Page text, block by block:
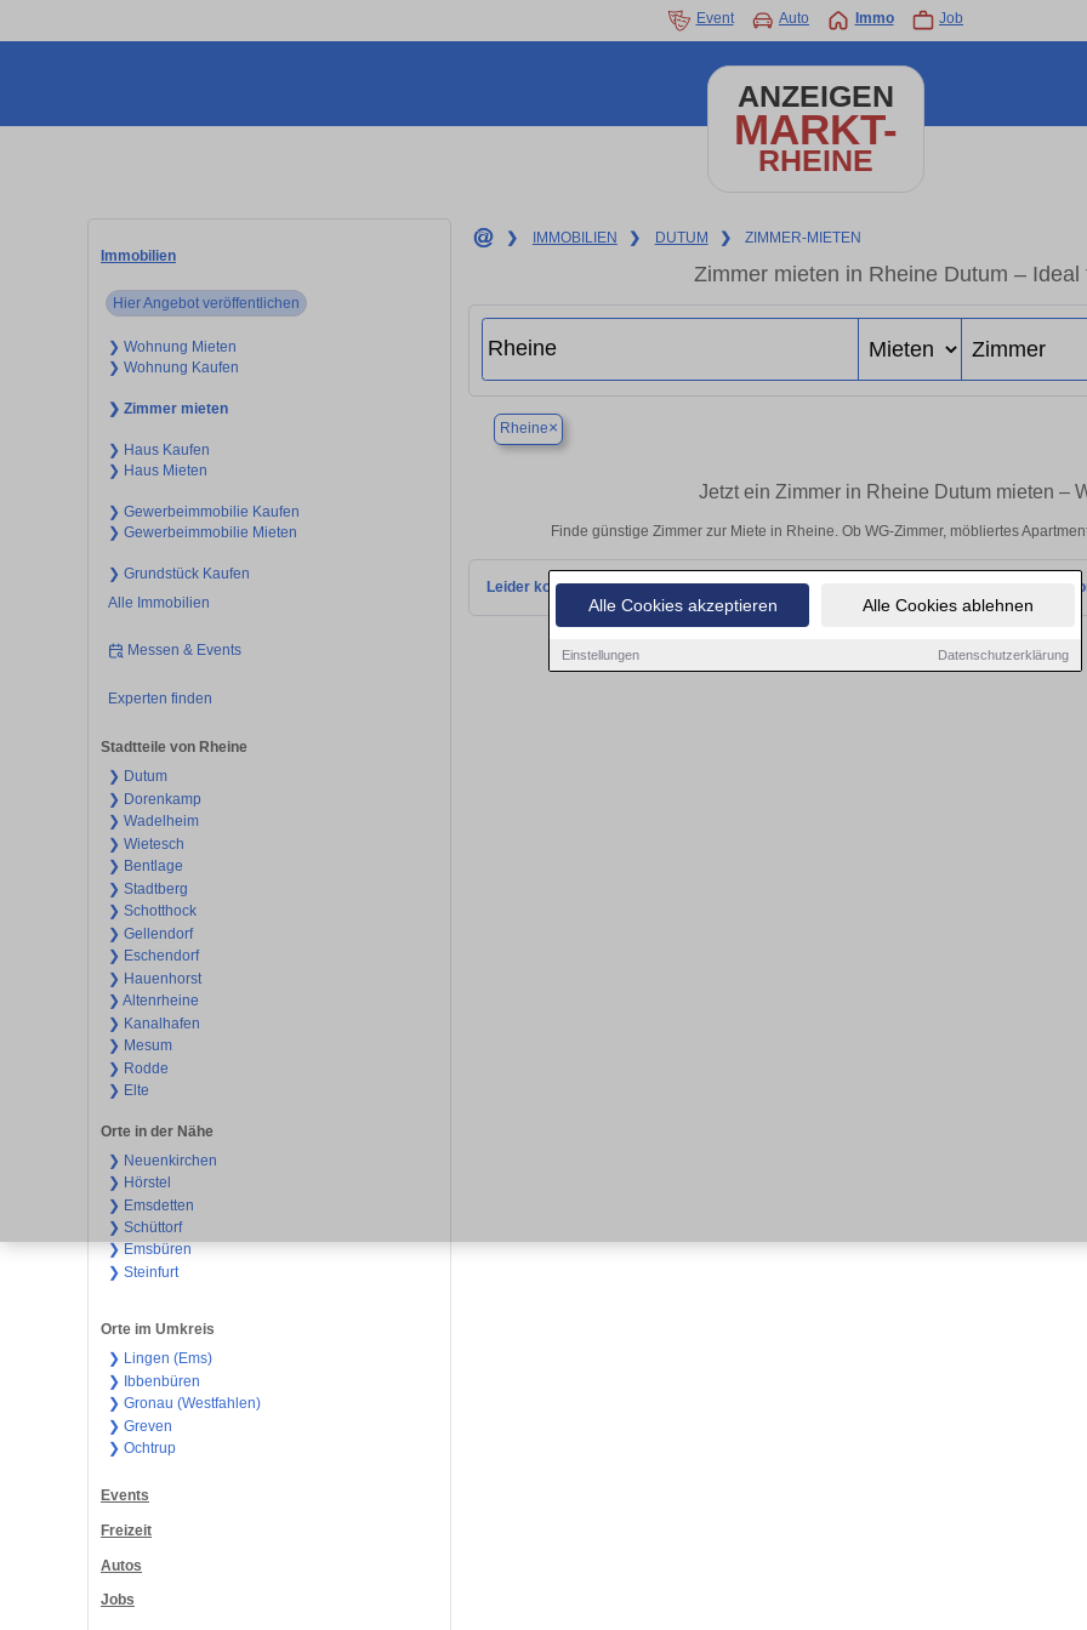
Alle Cookies akzeptieren Alle Cookies ablehnen
Einstellungen Datenschutzerklärung
Event Auto Immo Job
ANZEIGEN
MARKT-
RHEINE
Immobilien
Hier Angebot veröffentlichen
❯ Wohnung Mieten
❯ Wohnung Kaufen
❯ Zimmer mieten
❯ Haus Kaufen
❯ Haus Mieten
❯ Gewerbeimmobilie Kaufen
❯ Gewerbeimmobilie Mieten
❯ Grundstück Kaufen
Alle Immobilien
Messen & Events
Experten finden
Stadtteile von Rheine
❯ Dutum
❯ Dorenkamp
❯ Wadelheim
❯ Wietesch
❯ Bentlage
❯ Stadtberg
❯ Schotthock
❯ Gellendorf
❯ Eschendorf
❯ Hauenhorst
❯ Altenrheine
❯ Kanalhafen
❯ Mesum
❯ Rodde
❯ Elte
Orte in der Nähe
❯ Neuenkirchen
❯ Hörstel
❯ Emsdetten
❯ Schüttorf
❯ Emsbüren
❯ Steinfurt
Orte im Umkreis
❯ Lingen (Ems)
❯ Ibbenbüren
❯ Gronau (Westfahlen)
❯ Greven
❯ Ochtrup
Events
Freizeit
Autos
Jobs
❯ IMMOBILIEN ❯ DUTUM ❯ ZIMMER-MIETEN
Zimmer mieten in Rheine Dutum –
Rheine×
Jetzt ein Zimmer in Rheine Dutum mieten –
Finde günstige Zimmer zur Miete in Rheine. Ob WG-Zimmer, möbliertes
Leider konnten wir derzeit keine passenden Objekte finden. Schauen Sie bald wieder